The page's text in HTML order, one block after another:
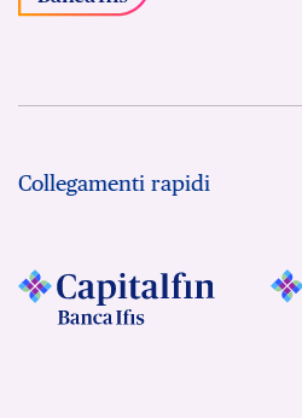
Collegamenti rapidi